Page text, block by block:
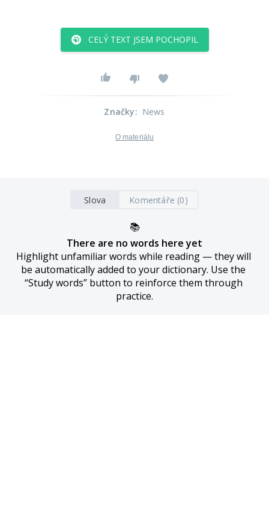
CELÝ TEXT JSEM POCHOPIL
Značky: News
O materiálu
Slova Komentáře (0)
📚
There are no words here yet
Highlight unfamiliar words while reading — they will
be automatically added to your dictionary. Use the
“Study words” button to reinforce them through
practice.